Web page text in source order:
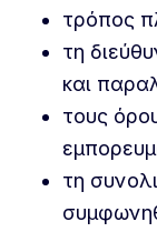
τρόπος
τη
και
τους
τη